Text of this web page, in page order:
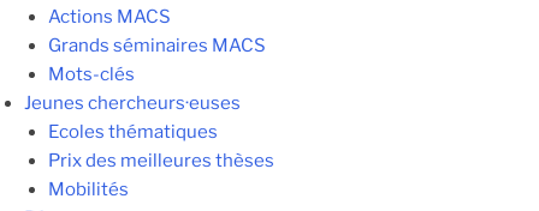
Actions MACS
Grands séminaires MACS
Mots-clés
Jeunes chercheurs·euses
Ecoles thématiques
Prix des meilleures thèses
Mobilités